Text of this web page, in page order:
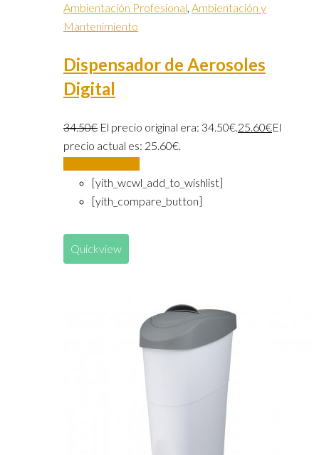
Ambientación Profesional, Ambientación y
Mantenimiento
Dispensador de Aerosoles
Digital
34.50€ El precio original era: 34.50€.25.60€El
precio actual es: 25.60€.
[yith_wcwl_add_to_wishlist]
[yith_compare_button]
Quickview